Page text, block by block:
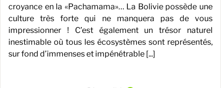
croyance en la «Pachamama»… La Bolivie possède une
culture très forte qui ne manquera pas de vous
impressionner ! C’est également un trésor naturel
inestimable où tous les écosystèmes sont représentés,
sur fond d’immenses et impénétrable [...]